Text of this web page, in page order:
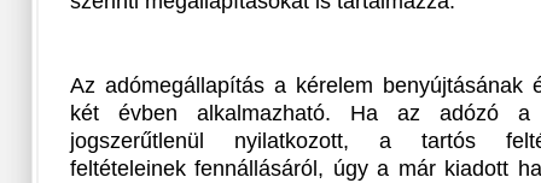
Az adómegállapítás a kérelem benyújtásának
két évben alkalmazható. Ha az adózó a
jogszerűtlenül nyilatkozott, a tartós
feltételeinek fennállásáról, úgy a már kiadott